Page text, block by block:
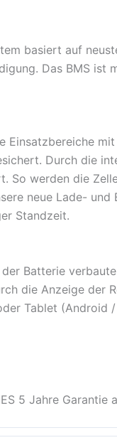
basiert auf
Das BMS
Einsatzbereiche
Durch die
So werden die
neue Lade-
Standzeit.
Batterie
die Anzeige der
Tablet (Android
5 Jahre